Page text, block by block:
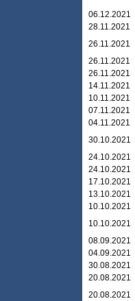
06.12.2021
28.11.2021
26.11.2021
26.11.2021
26.11.2021
14.11.2021
10.11.2021
07.11.2021
04.11.2021
30.10.2021
24.10.2021
24.10.2021
17.10.2021
13.10.2021
10.10.2021
10.10.2021
08.09.2021
04.09.2021
30.08.2021
20.08.2021
20.08.2021